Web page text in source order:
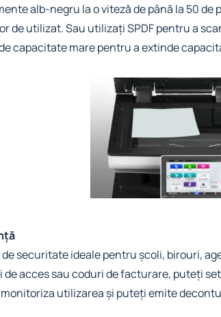
alb-negru la o viteză de până la 50
de utilizat. Sau utilizați SPDF pentru a
capacitate mare pentru a extinde
securitate ideale pentru școli, birouri,
acces sau coduri de facturare, puteți
utilizarea și puteți emite